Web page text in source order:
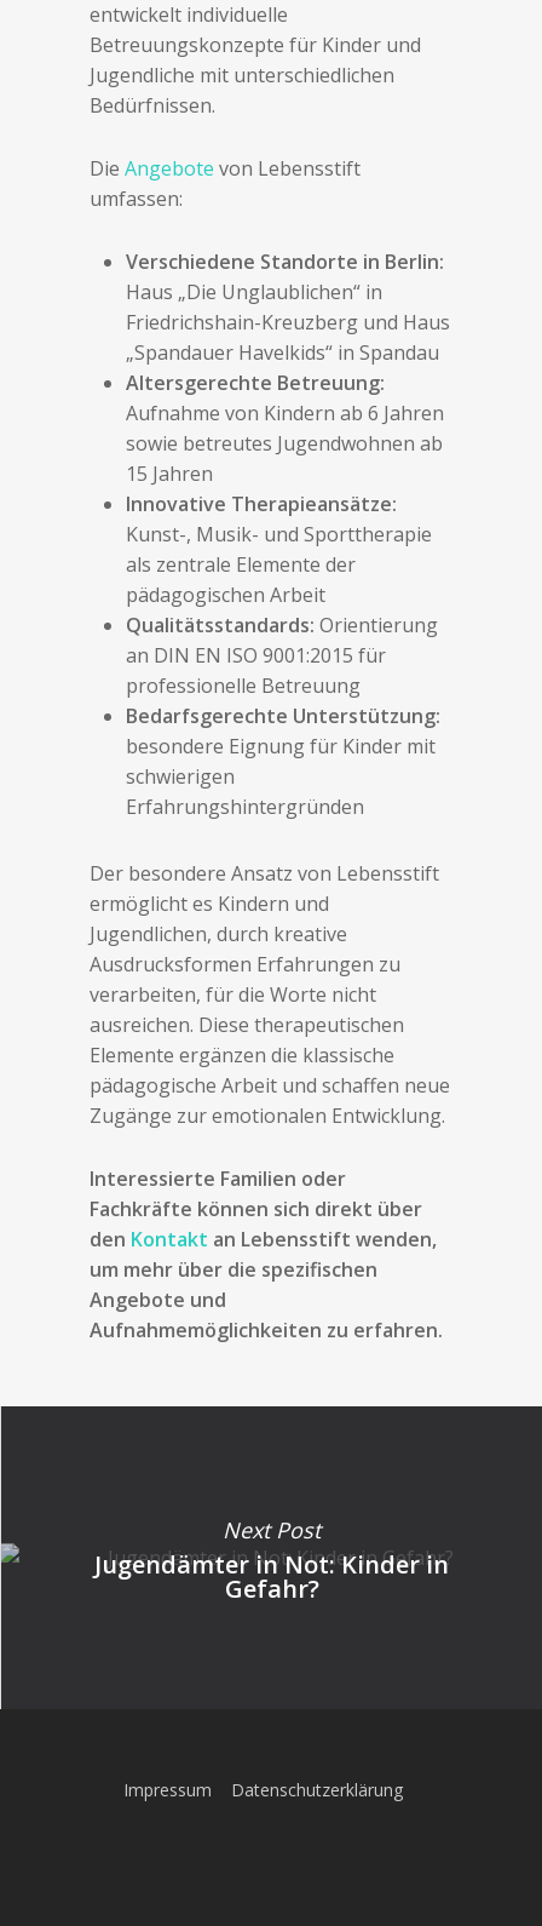
entwickelt individuelle
Betreuungskonzepte für Kinder und
Jugendliche mit unterschiedlichen
Bedürfnissen.
Die Angebote von Lebensstift
umfassen:
Verschiedene Standorte in Berlin:
Haus „Die Unglaublichen“ in
Friedrichshain-Kreuzberg und Haus
„Spandauer Havelkids“ in Spandau
Altersgerechte Betreuung:
Aufnahme von Kindern ab 6 Jahren
sowie betreutes Jugendwohnen ab
15 Jahren
Innovative Therapieansätze:
Kunst-, Musik- und Sporttherapie
als zentrale Elemente der
pädagogischen Arbeit
Qualitätsstandards: Orientierung
an DIN EN ISO 9001:2015 für
professionelle Betreuung
Bedarfsgerechte Unterstützung:
besondere Eignung für Kinder mit
schwierigen
Erfahrungshintergründen
Der besondere Ansatz von Lebensstift
ermöglicht es Kindern und
Jugendlichen, durch kreative
Ausdrucksformen Erfahrungen zu
verarbeiten, für die Worte nicht
ausreichen. Diese therapeutischen
Elemente ergänzen die klassische
pädagogische Arbeit und schaffen neue
Zugänge zur emotionalen Entwicklung.
Interessierte Familien oder
Fachkräfte können sich direkt über
den Kontakt an Lebensstift wenden,
um mehr über die spezifischen
Angebote und
Aufnahmemöglichkeiten zu erfahren.
Next Post
Jugendämter in Not: Kinder in
Gefahr?
Impressum Datenschutzerklärung